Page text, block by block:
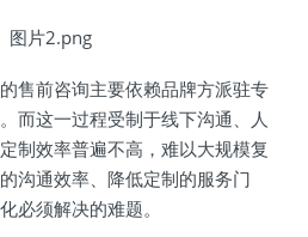
售前咨询主要依赖品牌方派驻专
而这一过程受制于线下沟通、人
制效率普遍不高，难以大规模复
沟通效率、降低定制的服务门
必须解决的难题。